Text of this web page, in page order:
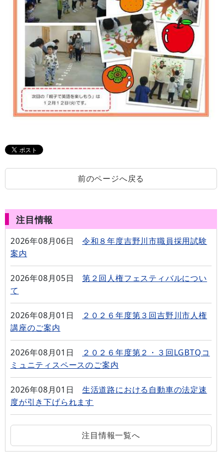
前のページへ戻る
注目情報
2026年08月06日
令和８年度吉野川市職員採用試験
案内
2026年08月05日
第２回人権フェスティバルについ
て
2026年08月01日
２０２６年度第３回吉野川市人権
講座のご案内
2026年08月01日
２０２６年度第２・３回LGBTQコ
ミュニティスペースのご案内
2026年08月01日
生活道路における自動車の法定速
度が引き下げられます
注目情報一覧へ